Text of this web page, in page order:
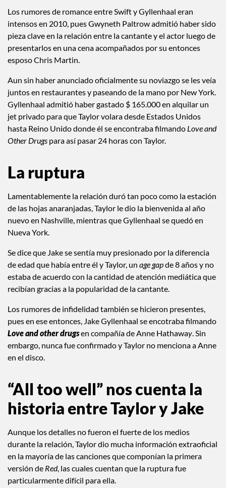
Los rumores de romance entre Swift y Gyllenhaal eran
intensos en 2010, pues Gwyneth Paltrow admitió haber sido
pieza clave en la relación entre la cantante y el actor luego de
presentarlos en una cena acompañados por su entonces
esposo Chris Martin.
Aun sin haber anunciado oficialmente su noviazgo se les veía
juntos en restaurantes y paseando de la mano por New York.
Gyllenhaal admitió haber gastado $ 165.000 en alquilar un
jet privado para que Taylor volara desde Estados Unidos
hasta Reino Unido donde él se encontraba filmando Love and
Other Drugs para así pasar 24 horas con Taylor.
La ruptura
Lamentablemente la relación duró tan poco como la estación
de las hojas anaranjadas, Taylor le dio la bienvenida al año
nuevo en Nashville, mientras que Gyllenhaal se quedó en
Nueva York.
Se dice que Jake se sentía muy presionado por la diferencia
de edad que había entre él y Taylor, un age gapde 8 años y no
estaba de acuerdo con la cantidad de atención mediática que
recibían gracias a la popularidad de la cantante.
Los rumores de infidelidad también se hicieron presentes,
pues en ese entonces, Jake Gyllenhaal se encotraba filmando
Love and other drugsen compañía de Anne Hathaway. Sin
embargo, nunca fue confirmado y Taylor no menciona a Anne
en el disco.
“All too well” nos cuenta la
historia entre Taylor y Jake
Aunque los detalles no fueron el fuerte de los medios
durante la relación, Taylor dio mucha información extraoficial
en la mayoría de las canciones que componían la primera
versión de Red, las cuales cuentan que la ruptura fue
particularmente difícil para ella.